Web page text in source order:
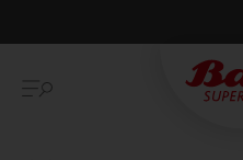
Betaal achteraf met Klarna